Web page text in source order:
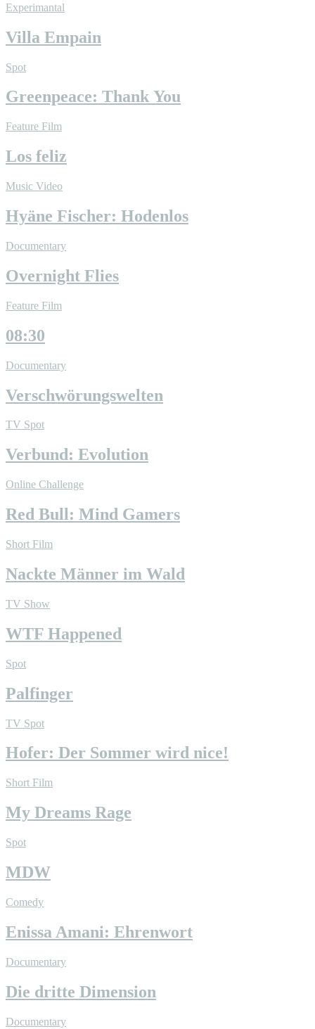
Experimantal
Villa Empain
Spot
Greenpeace: Thank You
Feature Film
Los feliz
Music Video
Hyäne Fischer: Hodenlos
Documentary
Overnight Flies
Feature Film
08:30
Documentary
Verschwörungswelten
TV Spot
Verbund: Evolution
Online Challenge
Red Bull: Mind Gamers
Short Film
Nackte Männer im Wald
TV Show
WTF Happened
Spot
Palfinger
TV Spot
Hofer: Der Sommer wird nice!
Short Film
My Dreams Rage
Spot
MDW
Comedy
Enissa Amani: Ehrenwort
Documentary
Die dritte Dimension
Documentary